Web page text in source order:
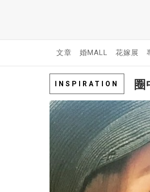
文章 婚MALL 花嫁展
INSPIRATION